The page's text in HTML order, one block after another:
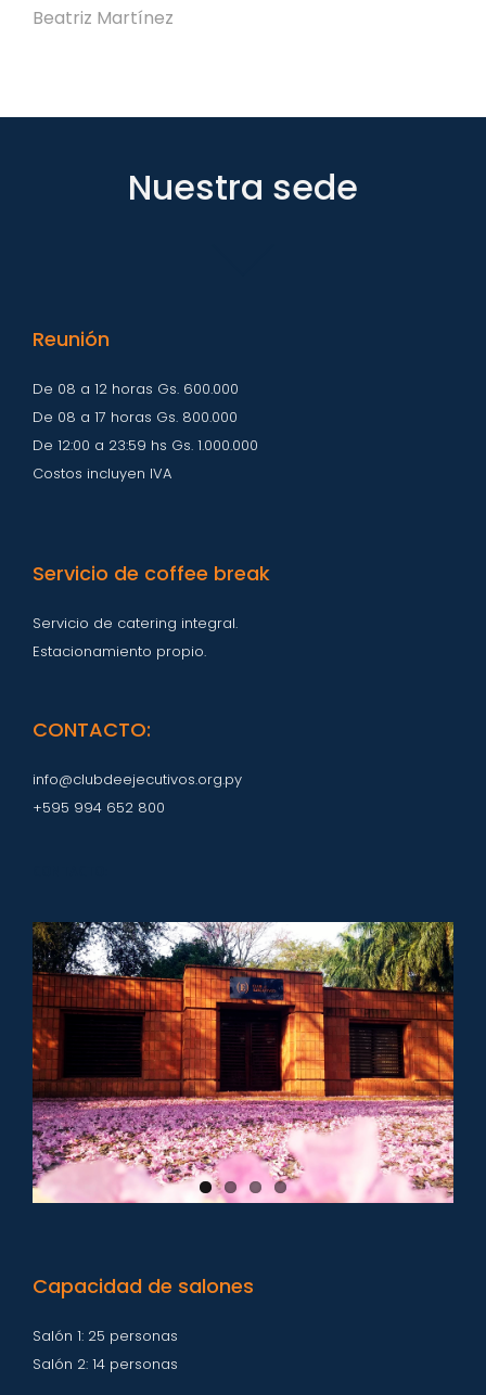
Beatriz Martínez
Nuestra sede
Reunión
De 08 a 12 horas Gs. 600.000
De 08 a 17 horas Gs. 800.000
De 12:00 a 23:59 hs Gs. 1.000.000
Costos incluyen IVA
Servicio de coffee break
Servicio de catering integral.
Estacionamiento propio.
CONTACTO:
info@clubdeejecutivos.org.py
+595 994 652 800
Capacidad de salones
Salón 1: 25 personas
Salón 2: 14 personas